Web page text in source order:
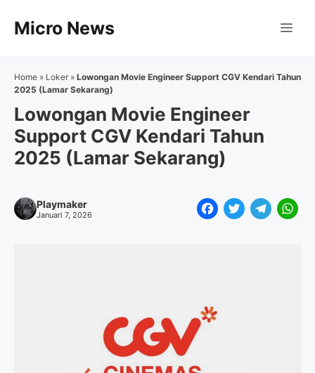
Micro News
Home » Loker » Lowongan Movie Engineer Support CGV Kendari Tahun
2025 (Lamar Sekarang)
Lowongan Movie Engineer
Support CGV Kendari Tahun
2025 (Lamar Sekarang)
Playmaker
Januari 7, 2026
F
o
T
T
W